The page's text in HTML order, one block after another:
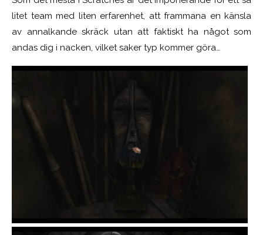
litet team med liten erfarenhet, att frammana en känsla
av annalkande skräck utan att faktiskt ha något som
andas dig i nacken, vilket saker typ kommer göra…